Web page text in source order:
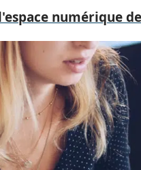
numérique